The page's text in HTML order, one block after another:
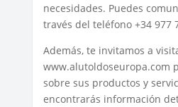
necesidades. Puedes
través del teléfono +34 977
Además, te invitamos a
www.alutoldoseuropa.com
sobre sus productos y
encontrarás información